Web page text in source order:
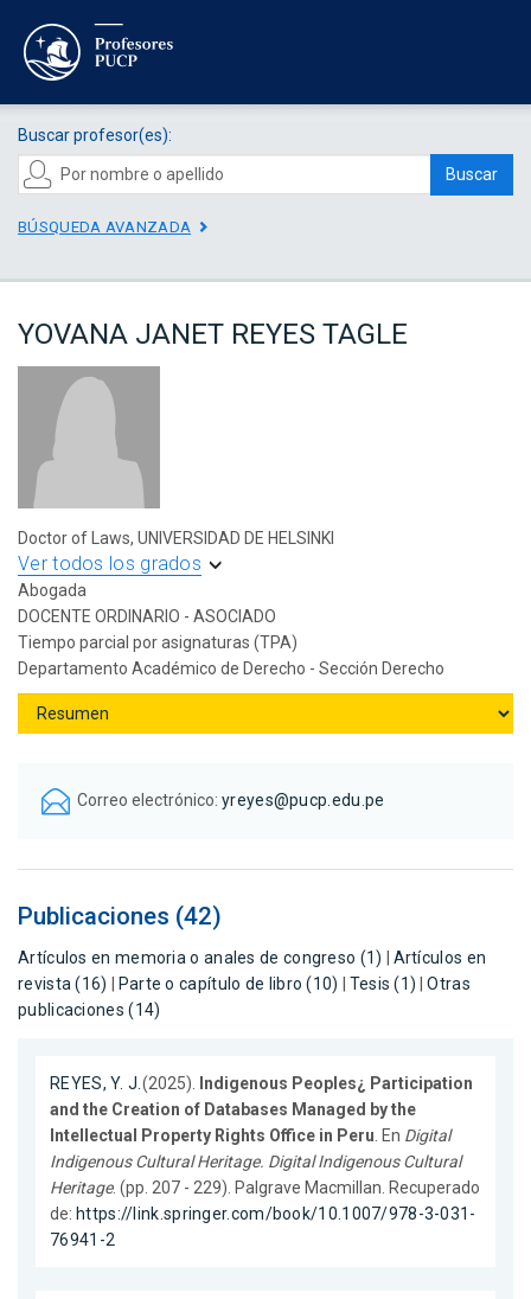
Buscar profesor(es):
Buscar
BÚSQUEDA AVANZADA
YOVANA JANET REYES TAGLE
Doctor of Laws, UNIVERSIDAD DE HELSINKI
Ver todos los grados
Abogada
DOCENTE ORDINARIO - ASOCIADO
Tiempo parcial por asignaturas (TPA)
Departamento Académico de Derecho - Sección Derecho
Correo electrónico: yreyes@pucp.edu.pe
Publicaciones (42)
Artículos en memoria o anales de congreso (1)
Artículos en
revista (16)
Parte o capítulo de libro (10) Tesis (1) |Otras
publicaciones (14)
REYES, Y. J. (2025).
Indigenous Peoples¿ Participation
and the Creation of Databases Managed by the
Intellectual Property Rights Office in Peru . En Digital
Indigenous Cultural Heritage. Digital Indigenous Cultural
Heritage. (pp. 207 - 229). Palgrave Macmillan. Recuperado
de: https://link.springer.com/book/10.1007/978-3-031-
76941-2